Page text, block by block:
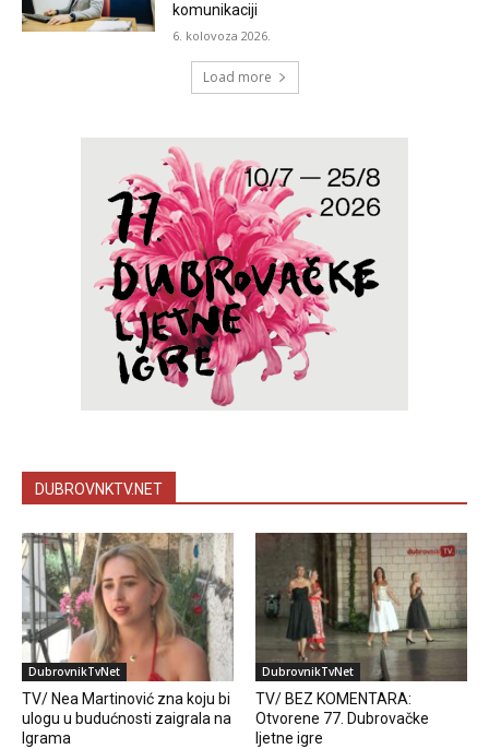
komunikaciji
6. kolovoza 2026.
Load more
DUBROVNKTV.NET
DubrovnikTvNet
TV/ Nea Martinović zna koju bi
ulogu u budućnosti zaigrala na
Igrama
DubrovnikTvNet
TV/ BEZ KOMENTARA:
Otvorene 77. Dubrovačke
ljetne igre